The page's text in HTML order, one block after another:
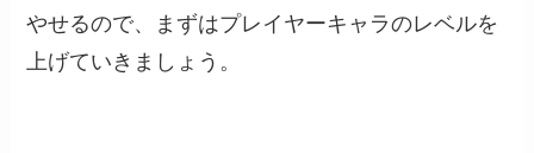
やせるので、まずはプレイヤーキャラのレベルを
上げていきましょう。